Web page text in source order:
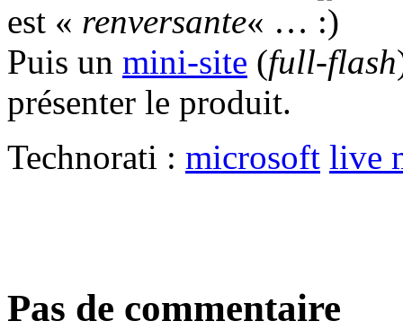
est « renversante« …
Puis un mini-site (full-flash
présenter le produit.
Technorati : microsoft live
Pas de commentaire